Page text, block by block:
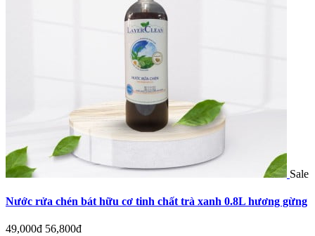
Sale
Nước rửa chén bát hữu cơ tinh chất trà xanh 0.8L hương gừng
49,000đ 56,800đ